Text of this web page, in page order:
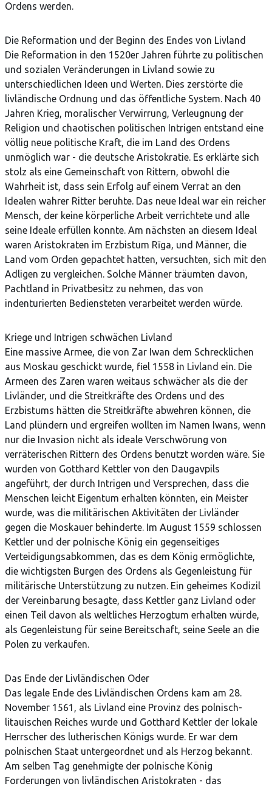
Ordens werden.
Die Reformation und der Beginn des Endes von Livland
Die Reformation in den 1520er Jahren führte zu politischen
und sozialen Veränderungen in Livland sowie zu
unterschiedlichen Ideen und Werten. Dies zerstörte die
livländische Ordnung und das öffentliche System. Nach 40
Jahren Krieg, moralischer Verwirrung, Verleugnung der
Religion und chaotischen politischen Intrigen entstand eine
völlig neue politische Kraft, die im Land des Ordens
unmöglich war - die deutsche Aristokratie. Es erklärte sich
stolz als eine Gemeinschaft von Rittern, obwohl die
Wahrheit ist, dass sein Erfolg auf einem Verrat an den
Idealen wahrer Ritter beruhte. Das neue Ideal war ein reicher
Mensch, der keine körperliche Arbeit verrichtete und alle
seine Ideale erfüllen konnte. Am nächsten an diesem Ideal
waren Aristokraten im Erzbistum Rīga, und Männer, die
Land vom Orden gepachtet hatten, versuchten, sich mit den
Adligen zu vergleichen. Solche Männer träumten davon,
Pachtland in Privatbesitz zu nehmen, das von
indenturierten Bediensteten verarbeitet werden würde.
Kriege und Intrigen schwächen Livland
Eine massive Armee, die von Zar Iwan dem Schrecklichen
aus Moskau geschickt wurde, fiel 1558 in Livland ein. Die
Armeen des Zaren waren weitaus schwächer als die der
Livländer, und die Streitkräfte des Ordens und des
Erzbistums hätten die Streitkräfte abwehren können, die
Land plündern und ergreifen wollten im Namen Iwans, wenn
nur die Invasion nicht als ideale Verschwörung von
verräterischen Rittern des Ordens benutzt worden wäre. Sie
wurden von Gotthard Kettler von den Daugavpils
angeführt, der durch Intrigen und Versprechen, dass die
Menschen leicht Eigentum erhalten könnten, ein Meister
wurde, was die militärischen Aktivitäten der Livländer
gegen die Moskauer behinderte. Im August 1559 schlossen
Kettler und der polnische König ein gegenseitiges
Verteidigungsabkommen, das es dem König ermöglichte,
die wichtigsten Burgen des Ordens als Gegenleistung für
militärische Unterstützung zu nutzen. Ein geheimes Kodizil
der Vereinbarung besagte, dass Kettler ganz Livland oder
einen Teil davon als weltliches Herzogtum erhalten würde,
als Gegenleistung für seine Bereitschaft, seine Seele an die
Polen zu verkaufen.
Das Ende der Livländischen Oder
Das legale Ende des Livländischen Ordens kam am 28.
November 1561, als Livland eine Provinz des polnisch-
litauischen Reiches wurde und Gotthard Kettler der lokale
Herrscher des lutherischen Königs wurde. Er war dem
polnischen Staat untergeordnet und als Herzog bekannt.
Am selben Tag genehmigte der polnische König
Forderungen von livländischen Aristokraten - das